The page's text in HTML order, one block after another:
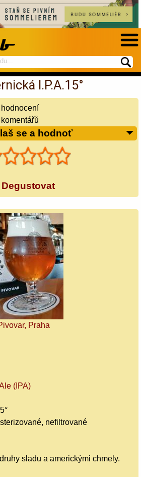
I.P.A.15°
hodnocení
komentářů
se a hodnoť
Degustovat
Praha
(IPA)
nefiltrované
sladu a americkými chmely.